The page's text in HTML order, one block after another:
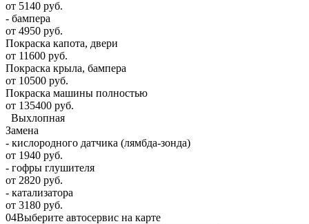
от 5140 руб.
- бампера
от 4950 руб.
Покраска капота, двери
от 11600 руб.
Покраска крыла, бампера
от 10500 руб.
Покраска машины полностью
от 135400 руб.
Выхлопная
Замена
- кислородного датчика (лямбда-зонда)
от 1940 руб.
- гофры глушителя
от 2820 руб.
- катализатора
от 3180 руб.
04Выберите автосервис на карте